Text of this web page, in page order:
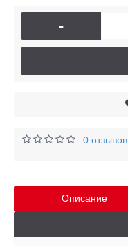
-
0 отзывов
Описание